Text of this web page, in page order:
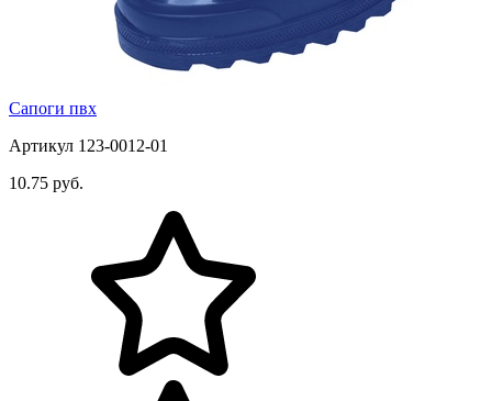
Сапоги пвх
Артикул 123-0012-01
10.75 руб.